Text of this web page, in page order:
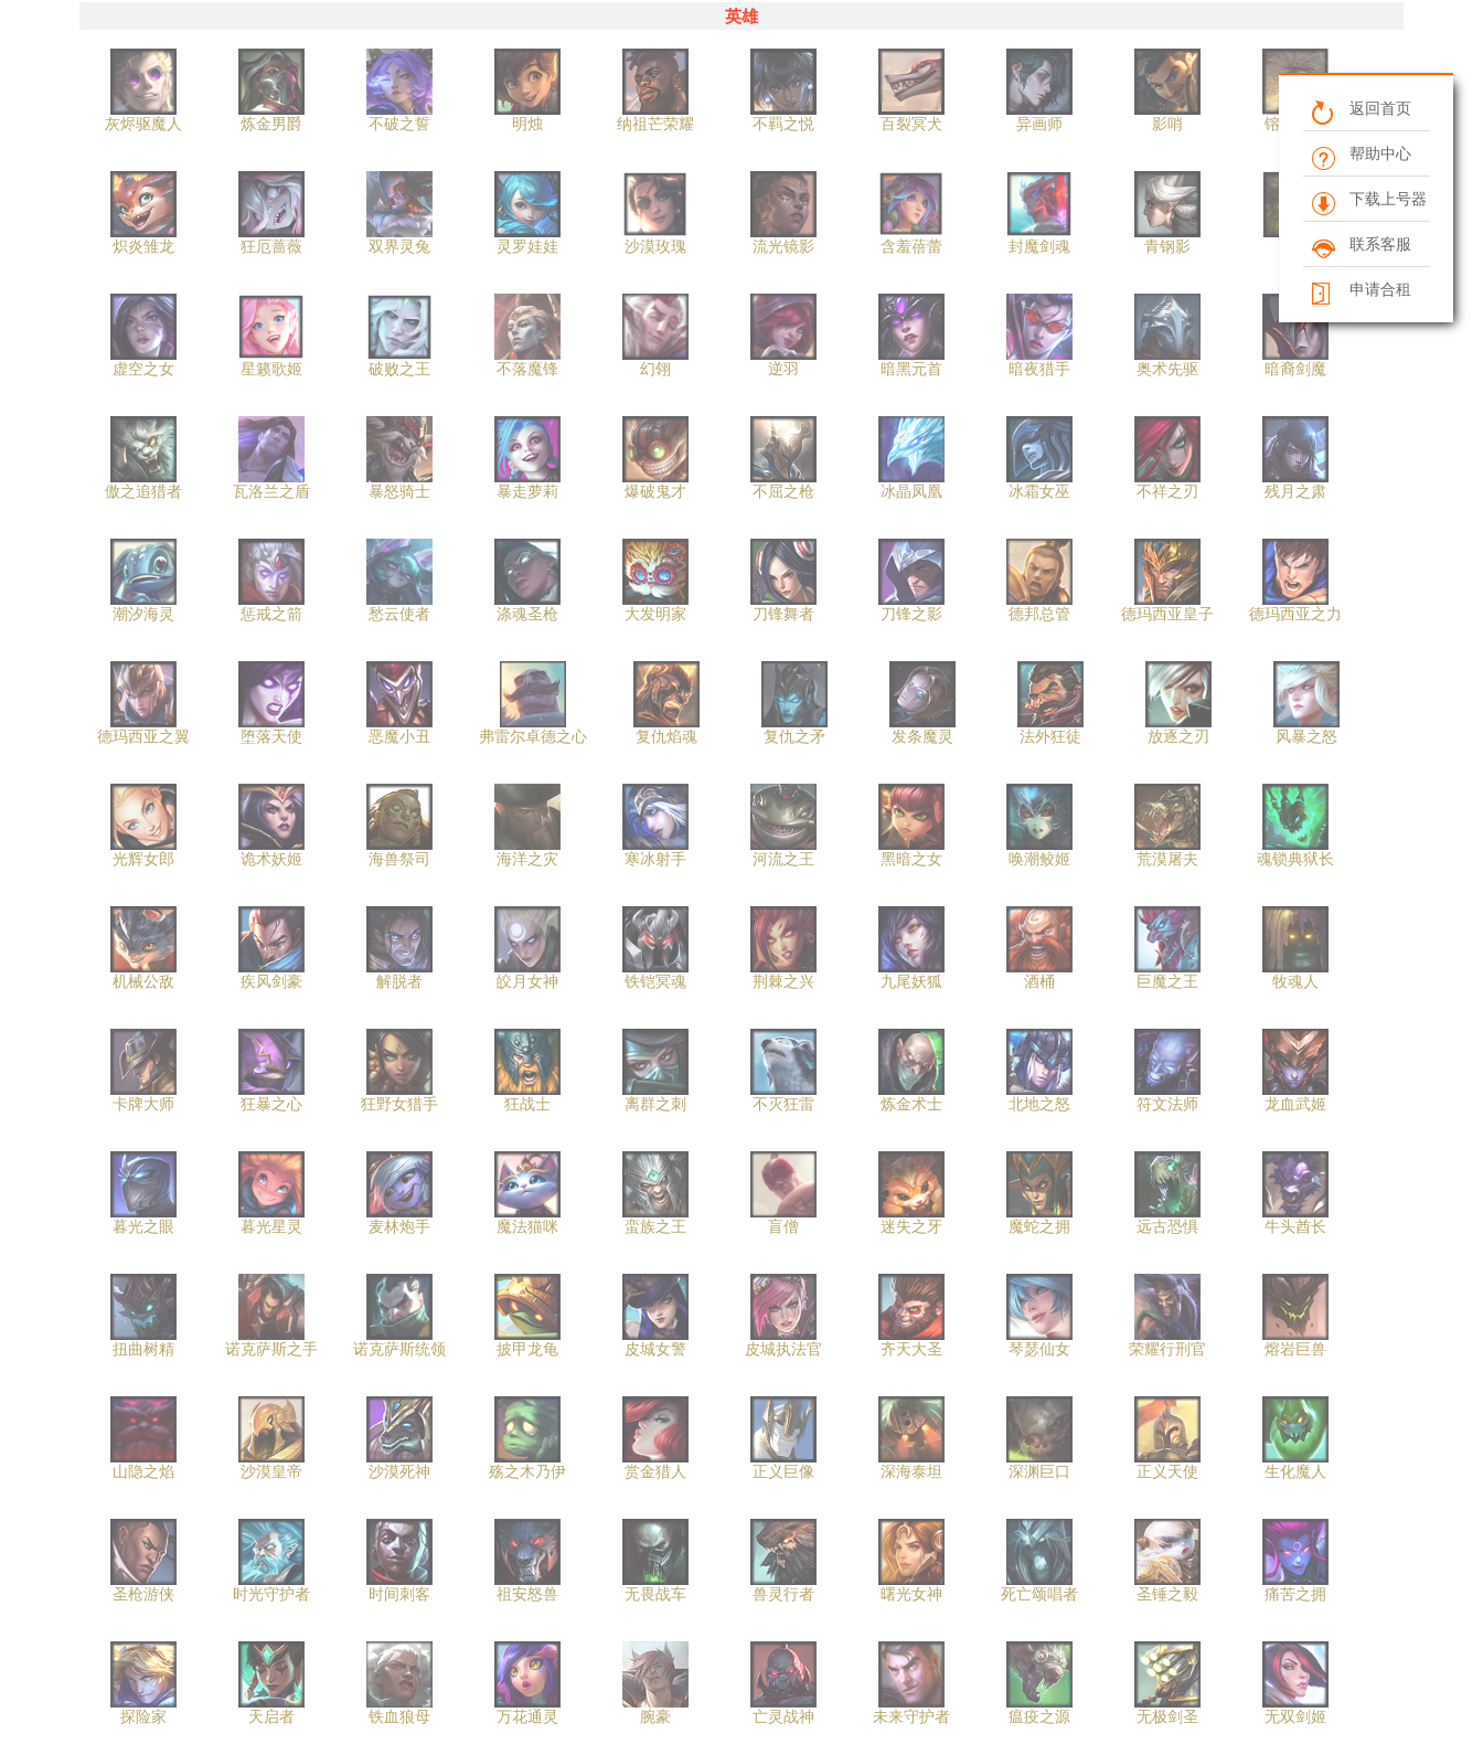
英雄
灰烬驱魔人 炼金男爵 不破之誓 明烛 纳祖芒荣耀 不羁之悦 百裂冥犬 异画师 影哨 镕铁少女
炽炎雏龙 狂厄蔷薇 双界灵兔 灵罗娃娃 沙漠玫瑰 流光镜影 含羞蓓蕾 封魔剑魂 青钢影
虚空之女 星籁歌姬 破败之王 不落魔锋 幻翎 逆羽 暗黑元首 暗夜猎手 奥术先驱 暗裔剑魔
傲之追猎者 瓦洛兰之盾 暴怒骑士 暴走萝莉 爆破鬼才 不屈之枪 冰晶凤凰 冰霜女巫 不祥之刃 残月之肃
潮汐海灵 惩戒之箭 愁云使者 涤魂圣枪 大发明家 刀锋舞者 刀锋之影 德邦总管 德玛西亚皇子 德玛西亚之力
德玛西亚之翼 堕落天使 恶魔小丑 弗雷尔卓德之心 复仇焰魂 复仇之矛 发条魔灵 法外狂徒 放逐之刃 风暴之怒
光辉女郎 诡术妖姬 海兽祭司 海洋之灾 寒冰射手 河流之王 黑暗之女 唤潮鲛姬 荒漠屠夫 魂锁典狱长
机械公敌 疾风剑豪 解脱者 皎月女神 铁铠冥魂 荆棘之兴 九尾妖狐 酒桶 巨魔之王 牧魂人
卡牌大师 狂暴之心 狂野女猎手 狂战士 离群之刺 不灭狂雷 炼金术士 北地之怒 符文法师 龙血武姬
暮光之眼 暮光星灵 麦林炮手 魔法猫咪 蛮族之王 盲僧 迷失之牙 魔蛇之拥 远古恐惧 牛头酋长
扭曲树精 诺克萨斯之手 诺克萨斯统领 披甲龙龟 皮城女警 皮城执法官 齐天大圣 琴瑟仙女 荣耀行刑官 熔岩巨兽
山隐之焰 沙漠皇帝 沙漠死神 殇之木乃伊 赏金猎人 正义巨像 深海泰坦 深渊巨口 正义天使 生化魔人
圣枪游侠 时光守护者 时间刺客 祖安怒兽 无畏战车 兽灵行者 曙光女神 死亡颂唱者 圣锤之毅 痛苦之拥
探险家 天启者 铁血狼母 万花通灵 腕豪 亡灵战神 未来守护者 瘟疫之源 无极剑圣 无双剑姬
返回首页
帮助中心
下载上号器
联系客服
申请合租